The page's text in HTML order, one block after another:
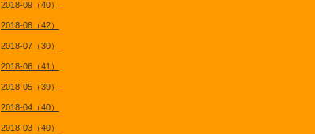
2018-09（40）
2018-08（42）
2018-07（30）
2018-06（41）
2018-05（39）
2018-04（40）
2018-03（40）